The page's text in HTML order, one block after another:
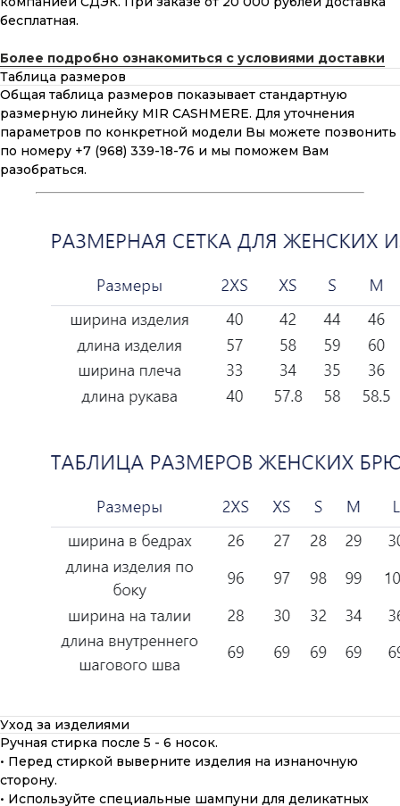
бесплатная.
Более подробно ознакомиться с условиями доставки
Таблица размеров
Общая таблица размеров показывает стандартную
размерную линейку MIR CASHMERE. Для уточнения
параметров по конкретной модели Вы можете позвонить
по номеру +7 (968) 339-18-76 и мы поможем Вам
разобраться.
Уход за изделиями
Ручная стирка после 5 - 6 носок.
• Перед стиркой выверните изделия на изнаночную
сторону.
• Используйте специальные шампуни для деликатных